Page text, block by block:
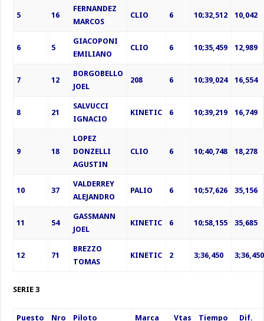
5 16
FERNANDEZ
MARCOS
CLIO 6 10;32,512 10,042
6 5
GIACOPONI
EMILIANO
CLIO 6 10;35,459 12,989
7 12
BORGOBELLO
JOEL
208 6 10;39,024 16,554
8 21
SALVUCCI
IGNACIO
KINETIC 6 10;39,219 16,749
9 18
LOPEZ
DONZELLI
AGUSTIN
CLIO 6 10;40,748 18,278
10 37
VALDERREY
ALEJANDRO
PALIO 6 10;57,626 35,156
11 54
GASSMANN
JOEL
KINETIC 6 10;58,155 35,685
12 71
BREZZO
TOMAS
KINETIC 2 3;36,450 3;36,450
SERIE 3
Puesto Nro Piloto Marca Vtas Tiempo Dif.